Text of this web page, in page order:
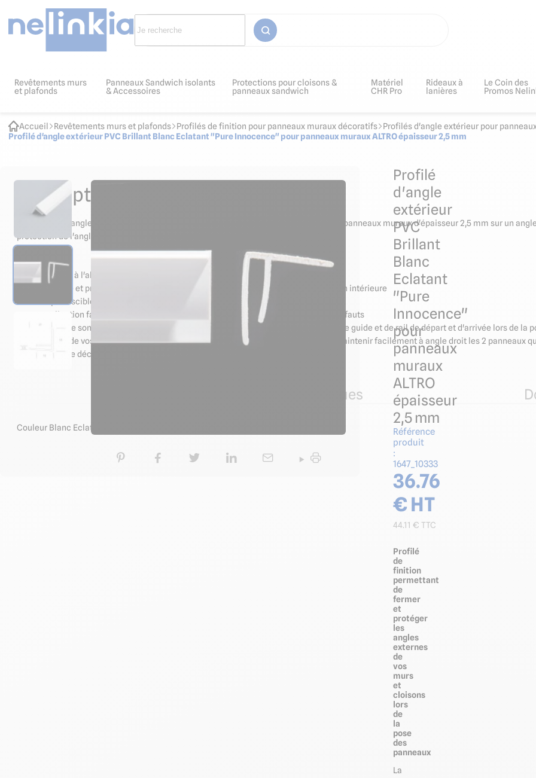
Revêtements murs
et plafonds
Panneaux Sandwich isolants
& Accessoires
Protections pour cloisons &
panneaux sandwich
Matériel
CHR Pro
Rideaux à
lanières
Le Coin des
Promos
Accueil Revêtements murs et plafonds Profilés de finition pour panneaux muraux décoratifs
Profilés d'angle extérieur pour
Profilé d'angle extérieur PVC Brillant Blanc Eclatant "Pure Innocence" pour panneaux muraux ALTRO épaisseur 2,5 mm
Profilé
d'angle
extérieur
PVC
Brillant
Blanc
Eclatant
"Pure
Innocence"
pour
panneaux
muraux
ALTRO
épaisseur
2,5 mm
Référence
produit
:
1647_10333
36.76
€ HT
44.11 € TTC
Profilé
de
finition
permettant
de
fermer
et
protéger
les
angles
externes
de
vos
murs
et
cloisons
lors
de
la
pose
des
panneaux
La
Descriptif et normes produit
La baguette d'angle externe Blanc Eclatant "Pure Innocence" permet de joindre deux panneaux muraux d'épaisseur 2,5 mm sur un
protection de l'angle.
Ce profilé PVC à l'allure de cornières d'angle en reprend les caractéristiques :
renforce et protège les angles extérieurs tout en étant un élément de décoration intérieure
imputrescible : peut s'utiliser en milieu humide
application facile : fixation par collage ou vissage sur des parois planes sans défauts
Mais en plus de son rôle de cornière pvc, cette baguette d'angle PVC sert également de guide et de rail de départ et d'arrivée lors de la
extérieur lors de vos rénovations de murs. Ce profilé permet en effet d'insérer et de maintenir facilement à angle droit les 2 panneaux
irrégularités de découpe et d'obtenir une finition de qualité professionnelle.
Caractéristiques techniques
Couleur Blanc Eclatant "Pure Innocence"